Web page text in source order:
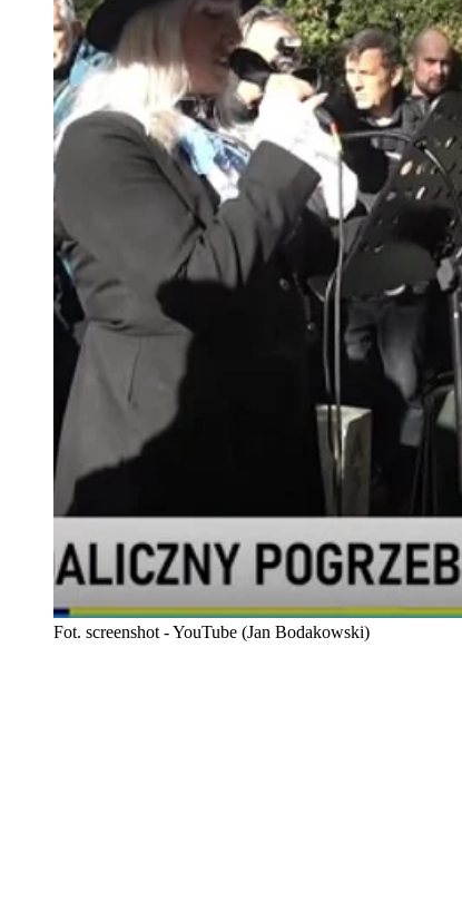
Fot. screenshot - YouTube (Jan Bodakowski)